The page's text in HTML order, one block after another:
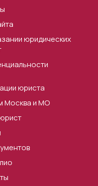
юридических
юриста
Москва и МО